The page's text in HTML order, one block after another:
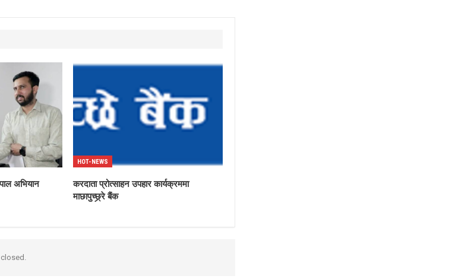
अभियान
HOT-NEWS
करदाता प्रोत्साहन उपहार कार्यक्रममा
माछापुच्छ्र्रे बैंक